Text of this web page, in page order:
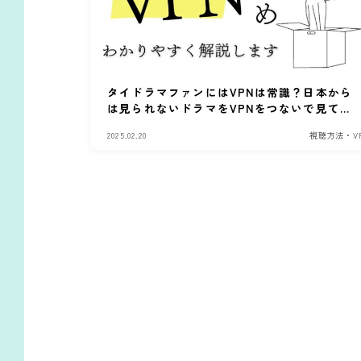
タイドラマファンにはVPNは常識？日本から
は見られないドラマをVPNをつないで見てみ
2025.02.20 視聴方法・